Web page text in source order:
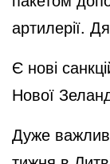
артилерії.
Є нові
Нової
Дуже